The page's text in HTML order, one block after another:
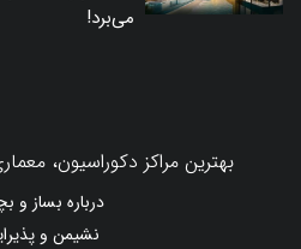
می‌برد!
بهترین مراکز دکوراسیون،
درباره بساز و
نشیمن و